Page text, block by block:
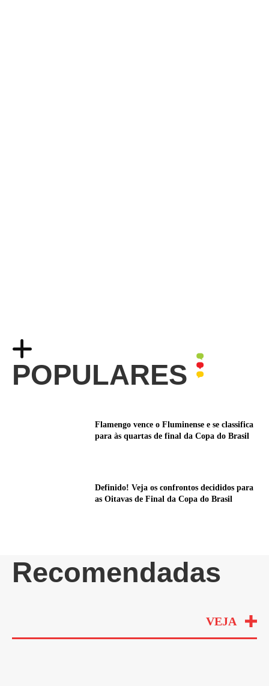
POPULARES
Flamengo vence o Fluminense e se classifica
para às quartas de final da Copa do Brasil
Definido! Veja os confrontos decididos para
as Oitavas de Final da Copa do Brasil
Recomendadas
VEJA